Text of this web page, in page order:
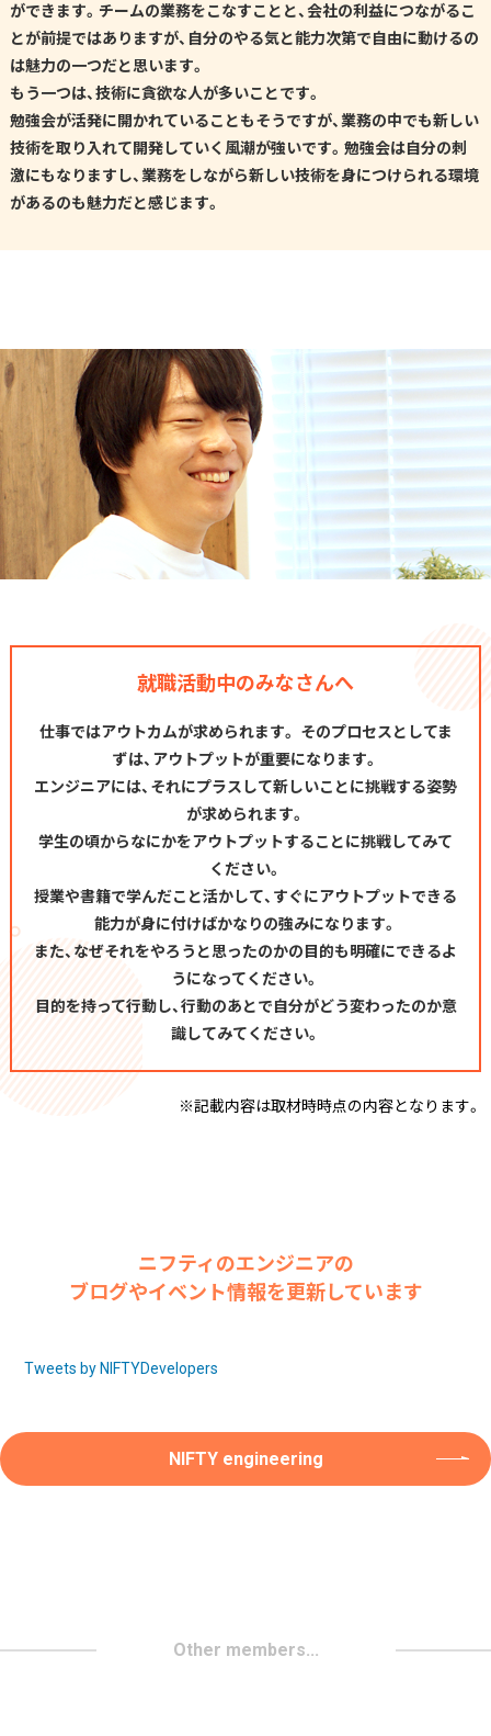
ができます。チームの業務をこなすことと、会社の利益につながるこ
とが前提ではありますが、自分のやる気と能力次第で自由に動けるの
は魅力の一つだと思います。
もう一つは、技術に貪欲な人が多いことです。
勉強会が活発に開かれていることもそうですが、業務の中でも新しい
技術を取り入れて開発していく風潮が強いです。勉強会は自分の刺
激にもなりますし、業務をしながら新しい技術を身につけられる環境
があるのも魅力だと感じます。
就職活動中のみなさんへ
仕事ではアウトカムが求められます。 そのプロセスとしてま
ずは、アウトプットが重要になります。
エンジニアには、それにプラスして新しいことに挑戦する姿勢
が求められます。
学生の頃からなにかをアウトプットすることに挑戦してみて
ください。
授業や書籍で学んだこと活かして、すぐにアウトプットできる
能力が身に付けばかなりの強みになります。
また、なぜそれをやろうと思ったのかの目的も明確にできるよ
うになってください。
目的を持って行動し、行動のあとで自分がどう変わったのか意
識してみてください。
※記載内容は取材時時点の内容となります。
ニフティのエンジニアの
ブログやイベント情報を更新しています
Tweets by NIFTYDevelopers
NIFTY engineering
Other members...